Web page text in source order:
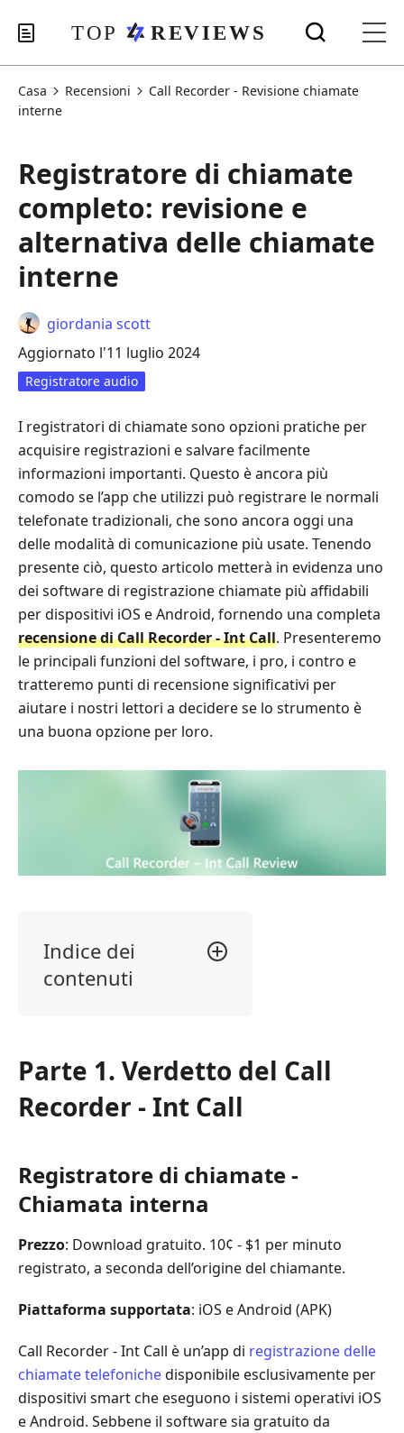
Casa Recensioni
Call Recorder - Revisione chiamate
interne
Registratore di chiamate
completo: revisione e
alternativa delle chiamate
interne
giordania scott
Aggiornato l'11 luglio 2024
Registratore audio
I registratori di chiamate sono opzioni pratiche per
acquisire registrazioni e salvare facilmente
informazioni importanti. Questo è ancora più
comodo se l’app che utilizzi può registrare le normali
telefonate tradizionali, che sono ancora oggi una
delle modalità di comunicazione più usate. Tenendo
presente ciò, questo articolo metterà in evidenza uno
dei software di registrazione chiamate più affidabili
per dispositivi iOS e Android, fornendo una completa
recensione di Call Recorder - Int Call. Presenteremo
le principali funzioni del software, i pro, i contro e
tratteremo punti di recensione significativi per
aiutare i nostri lettori a decidere se lo strumento è
una buona opzione per loro.
Indice dei
contenuti
del
Recorder
Call
Parte
Come
testiamo
valutazioni
Parte
3.
Call
Parte 1. Verdetto del Call
Recorder - Int Call
Registratore di chiamate -
Chiamata interna
Prezzo: Download gratuito. 10¢ - $1 per minuto
registrato, a seconda dell’origine del chiamante.
Piattaforma supportata: iOS e Android (APK)
Call Recorder - Int Call è un’app di registrazione delle
chiamate telefonichedisponibile esclusivamente per
dispositivi smart che eseguono i sistemi operativi iOS
e Android. Sebbene il software sia gratuito da